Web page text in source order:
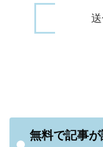
無料で記事